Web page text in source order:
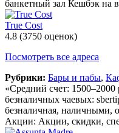
банкетный зал Кешбэк на
True Cost
4.8 (3750 оценок)
Посмотреть все адреса
Рубрики: Бары и пабы,
«Средний счет:
безналичных чаевых:
безналичная, наличными,
Акции: Акции, скидки,